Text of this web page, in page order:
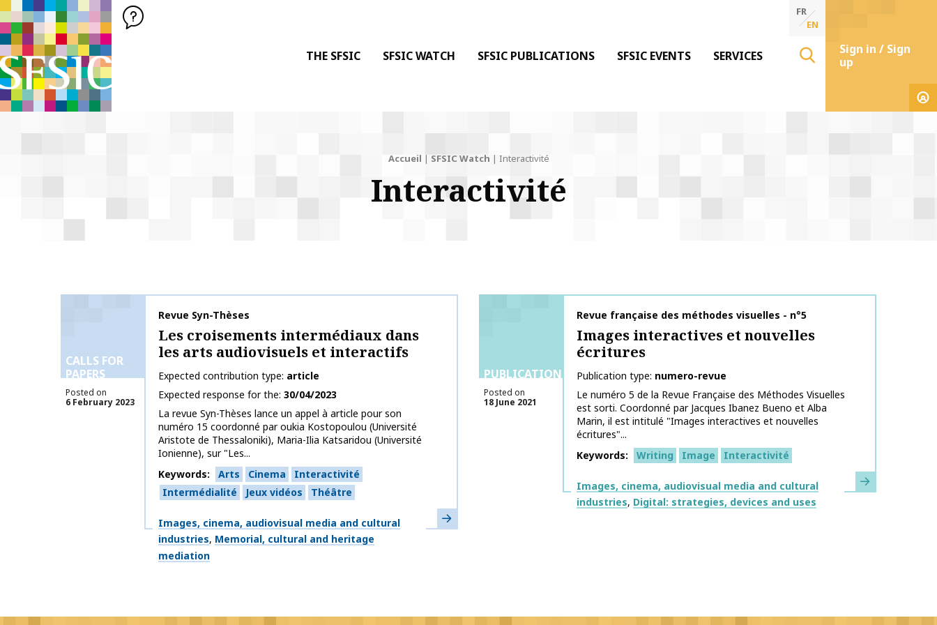
SFSIC SOCIÉTÉ FRANÇAISE DES SCIENCES DE L'INFORMATION & DE LA COMMUNICATION
Société Française des Sciences de l'Information & de la Communication
THE SFSIC SFSIC WATCH SFSIC PUBLICATIONS SFSIC EVENTS SERVICES
FR
EN
Sign in / Sign
up
Accueil | SFSIC Watch | Interactivité
Interactivité
CALLS FOR
PAPERS
Posted on
6 February 2023
Publication name
Revue Syn-Thèses
Les croisements intermédiaux dans
les arts audiovisuels et interactifs
Expected contribution type article
Expected response for the 30/04/2023
La revue Syn-Thèses lance un appel à article pour son
numéro 15 coordonné par oukia Kostopoulou (Université
Aristote de Thessaloniki), Maria-Ilia Katsaridou (Université
Ionienne), sur "Les...
Keywords
Arts Cinema
Interactivité
Intermédialité
Jeux vidéos Théâtre
Themes
Images, cinema, audiovisual media and cultural
industries Memorial, cultural and heritage
mediation
Learn more
PUBLICATIONS
Posted on
18 June 2021
Publication name
Revue française des méthodes visuelles - n°5
Images interactives et nouvelles
écritures
Publication type numero-revue
Le numéro 5 de la Revue Française des Méthodes Visuelles
est sorti. Coordonné par Jacques Ibanez Bueno et Alba
Marin, il est intitulé "Images interactives et nouvelles
écritures"...
Keywords
Writing Image Interactivité
Themes
Images, cinema, audiovisual media and cultural
industries Digital: strategies, devices and uses
Learn more